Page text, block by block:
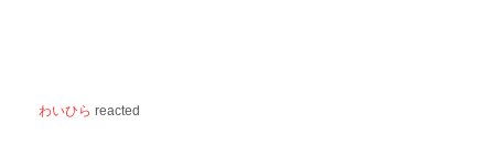
わいひら reacted